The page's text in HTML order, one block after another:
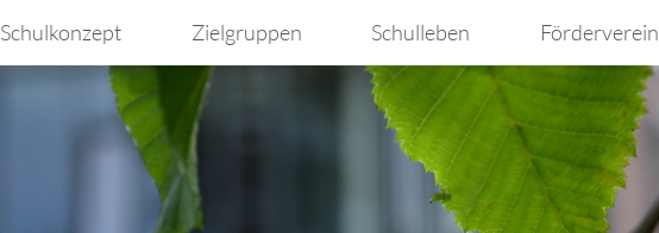
Schulkonzept Zielgruppen Schulleben Förderverein